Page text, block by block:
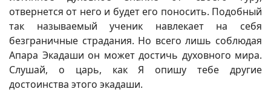
отвернется от него и будет его поносить. Подобный
так называемый ученик навлекает на себя
безграничные страдания. Но всего лишь соблюдая
Апара Экадаши он может достичь духовного мира.
Слушай, о царь, как Я опишу тебе другие
достоинства этого экадаши.